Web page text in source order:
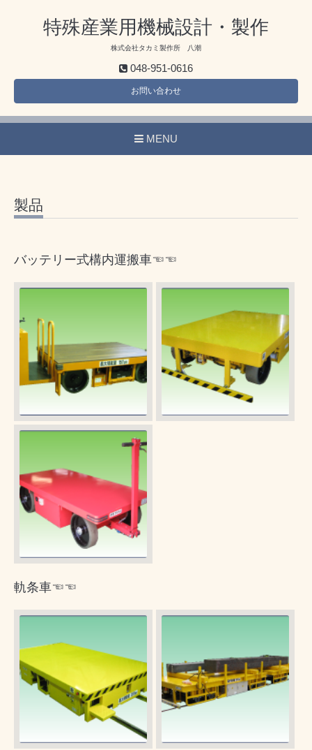
特殊産業用機械設計・製作
株式会社タカミ製作所 八潮
048-951-0616
お問い合わせ
MENU
製品
バッテリー式構内運搬車☜☜
軌条車☜☜